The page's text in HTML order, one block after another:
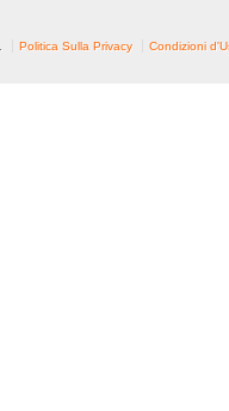
Politica Sulla Privacy Condizioni